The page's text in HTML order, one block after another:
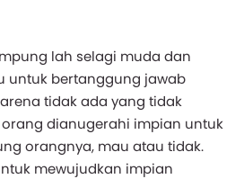
lah selagi muda dan
untuk bertanggung jawab
tidak ada yang tidak
dianugerahi impian untuk
orangnya, mau atau tidak.
mewujudkan impian